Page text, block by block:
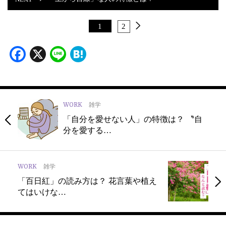
1 2
Facebook
X Line
WORK 雑学
「自分を愛せない人」の特徴は？ 〝自
分を愛する…
WORK 雑学
「百日紅」の読み方は？ 花言葉や植え
てはいけな…